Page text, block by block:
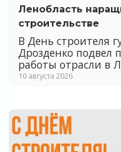
Ленобласть
строительстве
В День строителя
Дрозденко подвел
работы отрасли в
10 августа 2026